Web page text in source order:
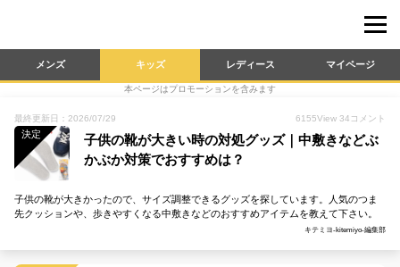
メンズ キッズ レディース マイページ
本ページはプロモーションを含みます
最終更新日：2026/07/29 6155View 34 コメント
決定
子供の靴が大きい時の対処グッズ｜中敷きなどぶ
かぶか対策でおすすめは？
子供の靴が大きかったので、サイズ調整できるグッズを探しています。人気のつま
先クッションや、歩きやすくなる中敷きなどのおすすめアイテムを教えて下さい。
キテミヨ-kitemiyo-編集部